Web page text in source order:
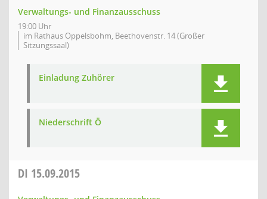
Verwaltungs- und Finanzausschuss
19:00 Uhr
im Rathaus Oppelsbohm, Beethovenstr. 14 (Großer
Sitzungssaal)
Einladung Zuhörer
Niederschrift Ö
DI 15.09.2015